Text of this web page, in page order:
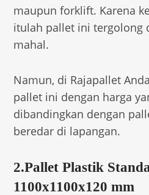
maupun forklift. Karena
itulah pallet ini tergolong
mahal.
Namun, di Rajapallet
pallet ini dengan harga
dibandingkan dengan
beredar di lapangan.
2.Pallet Plastik
1100x1100x120 mm